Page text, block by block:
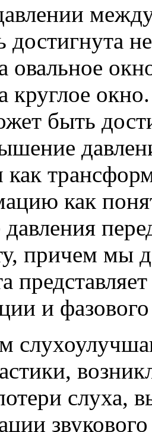
достигнута
овальное
круглое
быть
как
как
причем мы
и
слуха,